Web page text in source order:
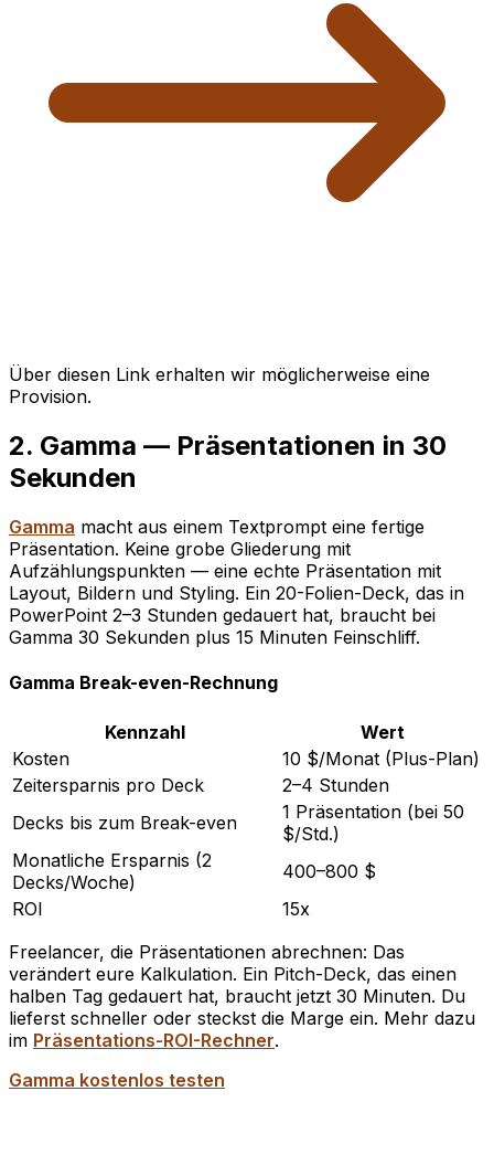
Über diesen Link erhalten wir möglicherweise eine
Provision.
2. Gamma — Präsentationen in 30
Sekunden
Gamma macht aus einem Textprompt eine fertige
Präsentation. Keine grobe Gliederung mit
Aufzählungspunkten — eine echte Präsentation mit
Layout, Bildern und Styling. Ein 20-Folien-Deck, das in
PowerPoint 2–3 Stunden gedauert hat, braucht bei
Gamma 30 Sekunden plus 15 Minuten Feinschliff.
Gamma Break-even-Rechnung
Kennzahl
Wert
Kosten
10 $/Monat (Plus-Plan)
Zeitersparnis pro Deck
2–4 Stunden
Decks bis zum Break-even
1 Präsentation (bei 50
$/Std.)
Monatliche Ersparnis (2
Decks/Woche)
400–800 $
ROI
15x
Freelancer, die Präsentationen abrechnen: Das
verändert eure Kalkulation. Ein Pitch-Deck, das einen
halben Tag gedauert hat, braucht jetzt 30 Minuten. Du
lieferst schneller oder steckst die Marge ein. Mehr dazu
im Präsentations-ROI-Rechner.
Gamma kostenlos testen